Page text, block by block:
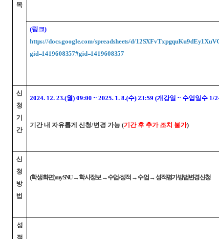
목
(링크)
https://docs.google.com/spreadsheets/d/
gid=1419608357#gid=1419608357
신
청
기
간
2024. 12. 23.(월) 09:00 ~ 2025. 1. 8.(수) 23:59 (개강일 ~ 수업일수 1/
기간 내 자유롭게 신청/변경 가능 (기간 후 추가 조치 불가)
신
청
방
법
(학생 화면) mySNU → 학사정보 → 수업/성적 → 수업 → 성적평가방법변경신청
성
적